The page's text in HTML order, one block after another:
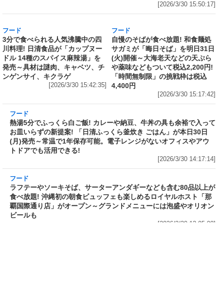
売上1本につき1円を熊本城災害復旧に寄付
Amazonで「サッポロ生ビール黒ラベル『熊本
発売から10年、昨年までの累計寄付金額は
6,344,952円
[2026/3/30 15:50:17]
フード
3分で食べられる人気沸騰中の四
川料理! 日清食品が「カップヌー
発売～具材は謎肉、キャベツ、チ
ンゲンサイ、キクラゲ
[2026/3/30 15:42:35]
フード
自慢のそばが食べ放題! 和食麺処
(火)開催～大海老天などの天ぷら
や薬味などもついて税込2,200円!
4,400円
[2026/3/30 15:17:42]
フード
熱湯5分でふっくら白ご飯! カレーや納豆、牛丼の具も余裕で入っ